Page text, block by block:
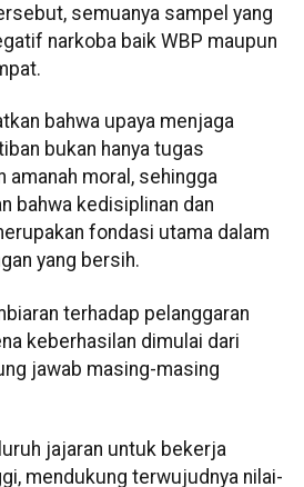
semuanya sampel yang
narkoba baik WBP maupun
bahwa upaya menjaga
bukan hanya tugas
amanah moral, sehingga
bahwa kedisiplinan dan
fondasi utama dalam
yang bersih.
terhadap pelanggaran
keberhasilan dimulai dari
jawab masing-masing
jajaran untuk bekerja
mendukung terwujudnya nilai-